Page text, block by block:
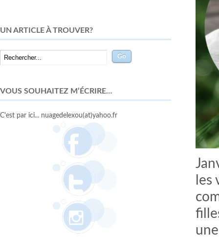
les
UN ARTICLE À TROUVER?
VOUS SOUHAITEZ M’ÉCRIRE…
C'est par ici... nuagedelexou(at)yahoo.fr